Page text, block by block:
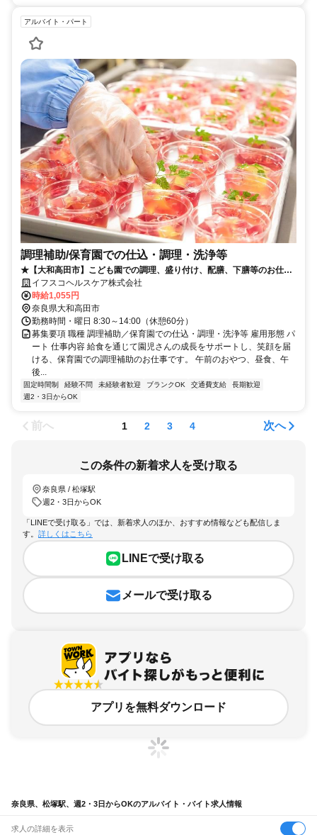
アルバイト・パート
調理補助/保育園での仕込・調理・洗浄等
★【大和高田市】こども園での調理、盛り付け、配膳、下膳等のお仕事
です（3161）
イフスコヘルスケア株式会社
時給1,055円
奈良県大和高田市
勤務時間・曜日 8:30～14:00（休憩60分）
募集要項 職種 調理補助／保育園での仕込・調理・洗浄等 雇用形態 パ
ート 仕事内容 給食を通じて園児さんの成長をサポートし、笑顔を届
ける、保育園での調理補助のお仕事です。 午前のおやつ、昼食、午
後...
固定時間制 経験不問 未経験者歓迎 ブランクOK 交通費支給
長期歓迎
週2・3日からOK
前へ 1 2 3 4 次へ
この条件の新着求人を受け取る
奈良県 / 松塚駅
週2・3日からOK
「LINEで受け取る」では、新着求人のほか、おすすめ情報なども配信しま
す。 詳しくはこちら
LINEで受け取る
メールで受け取る
アプリを無料ダウンロード
奈良県、松塚駅、週2・3日からOKのアルバイト・バイト求人情報
求人の詳細を表示